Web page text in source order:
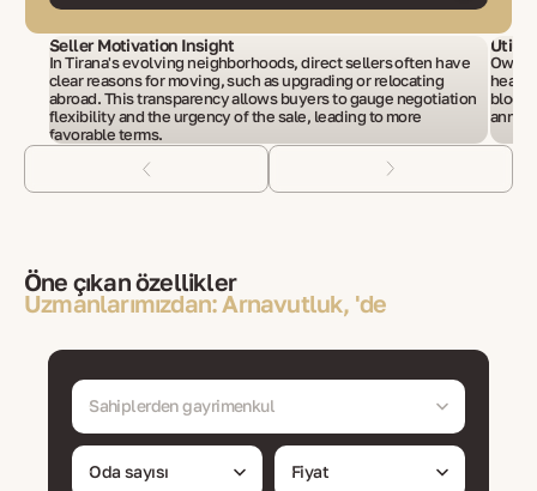
Seller Motivation Insight
In Tirana's evolving neighborhoods, direct sellers often have
clear reasons for moving, such as upgrading or relocating
abroad. This transparency allows buyers to gauge negotiation
flexibility and the urgency of the sale, leading to more
favorable terms.
Öne çıkan özellikler
Uzmanlarımızdan: Arnavutluk, 'de
Sahiplerden gayrimenkul
Oda sayısı Fiyat